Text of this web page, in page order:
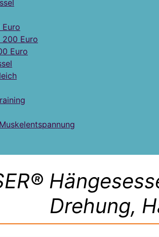
Euro
200 Euro
Euro
Drehung,